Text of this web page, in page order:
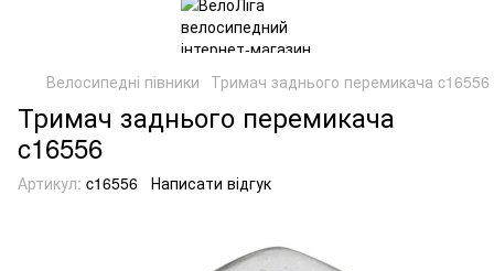
Велосипедні півники Тримач заднього перемикача c16556
Тримач заднього перемикача
c16556
Артикул: c16556 Написати відгук